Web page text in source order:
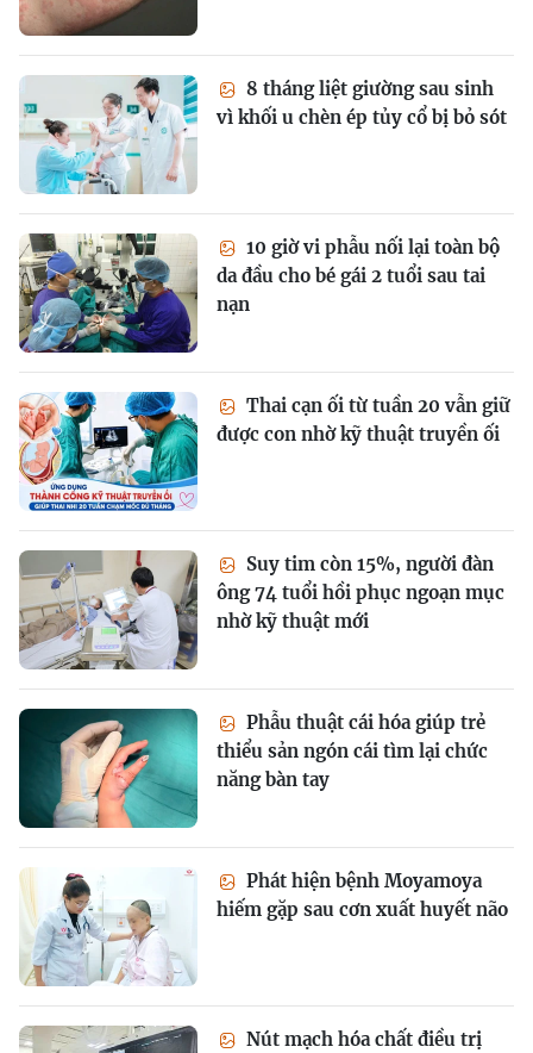
8 tháng liệt giường sau sinh
vì khối u chèn ép tủy cổ bị bỏ sót
10 giờ vi phẫu nối lại toàn bộ
da đầu cho bé gái 2 tuổi sau tai
nạn
Thai cạn ối từ tuần 20 vẫn giữ
được con nhờ kỹ thuật truyền ối
Suy tim còn 15%, người đàn
ông 74 tuổi hồi phục ngoạn mục
nhờ kỹ thuật mới
Phẫu thuật cái hóa giúp trẻ
thiểu sản ngón cái tìm lại chức
năng bàn tay
Phát hiện bệnh Moyamoya
hiếm gặp sau cơn xuất huyết não
Nút mạch hóa chất điều trị